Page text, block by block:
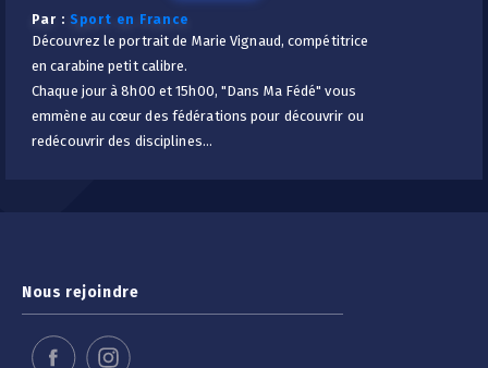
Par : Sport en France
Découvrez le portrait de Marie Vignaud, compétitrice
en carabine petit calibre.
Chaque jour à 8h00 et 15h00, "Dans Ma Fédé" vous
emmène au cœur des fédérations pour découvrir ou
redécouvrir des disciplines...
Nous rejoindre